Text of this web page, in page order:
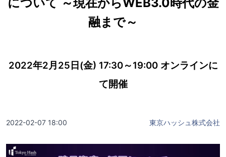
融まで～
2022年2月25日(金) 17:30～19:00 オンラインに
て開催
2022-02-07 18:00 東京ハッシュ株式会社